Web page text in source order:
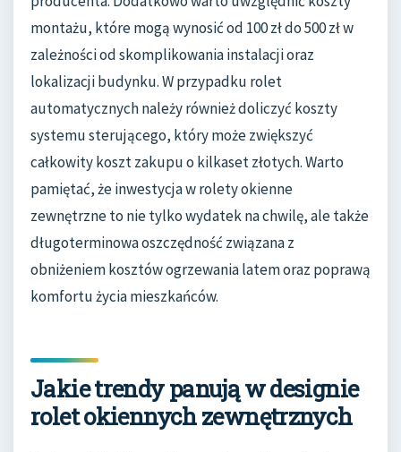
montażu, które mogą wynosić od 100 zł do 500 zł w
zależności od skomplikowania instalacji oraz
lokalizacji budynku. W przypadku rolet
automatycznych należy również doliczyć koszty
systemu sterującego, który może zwiększyć
całkowity koszt zakupu o kilkaset złotych. Warto
pamiętać, że inwestycja w rolety okienne
zewnętrzne to nie tylko wydatek na chwilę, ale także
długoterminowa oszczędność związana z
obniżeniem kosztów ogrzewania latem oraz poprawą
komfortu życia mieszkańców.
Jakie trendy panują w designie
rolet okiennych zewnętrznych